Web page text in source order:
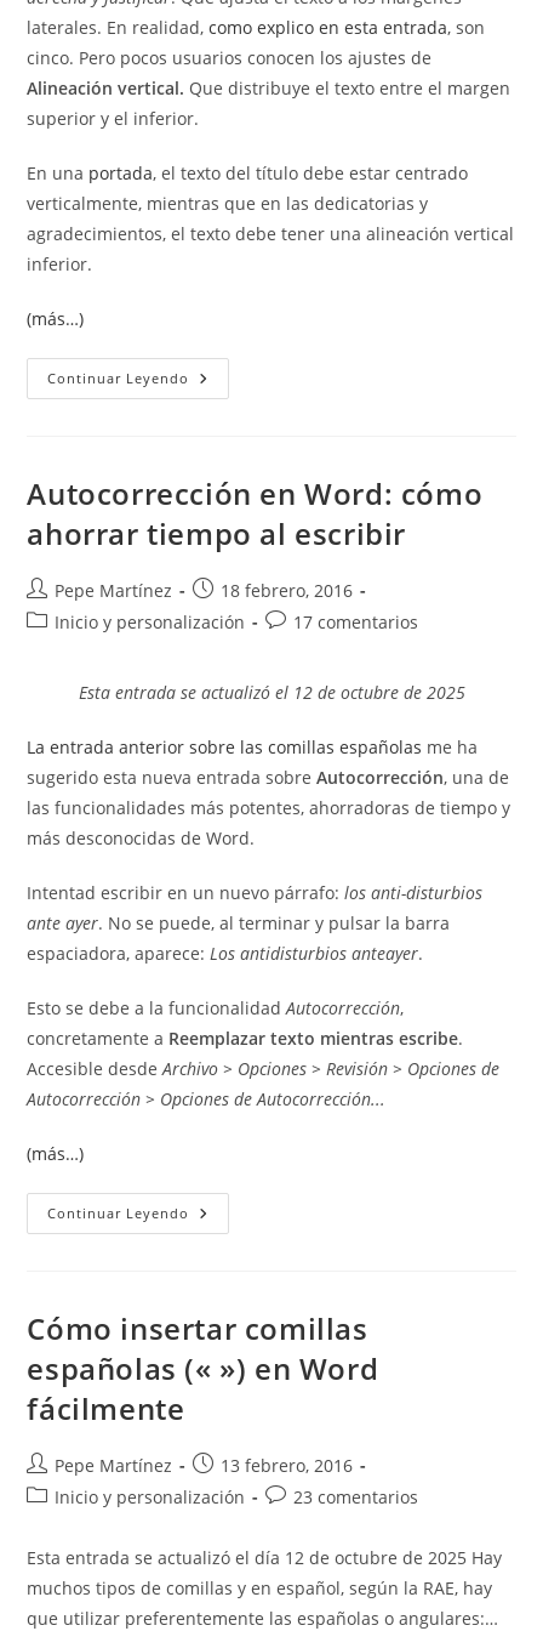
laterales. En realidad,como explico en esta entrada, son
cinco. Pero pocos usuarios conocen los ajustes de
Alineación vertical. Que distribuye el texto entre el margen
superior y el inferior.
En una portada, el texto del título debe estar centrado
verticalmente, mientras que en las dedicatorias y
agradecimientos, el texto debe tener una alineación vertical
inferior.
(más…)
Continuar Leyendo Alineación
Vertical
Autocorrección en Word: cómo
ahorrar tiempo al escribir
Autor
de
Pepe Martínez
Publicación
de
18 febrero, 2016
Categoría
entrada:
Inicio y personalización
Comentarios
entrada:
17 comentarios
Esta entrada se actualizó el 12 de octubre de 2025
La entrada anterior sobre las comillas españolas me ha
sugerido esta nueva entrada sobreAutocorrección, una de
las funcionalidades más potentes, ahorradoras de tiempo y
más desconocidas de Word.
Intentad escribir en un nuevo párrafo:los anti-disturbios
ante ayer. No se puede, al terminar y pulsar la barra
espaciadora, aparece:Los antidisturbios anteayer.
Esto se debe a la funcionalidadAutocorrección,
concretamente a Reemplazar texto mientras escribe.
Accesible desdeArchivo > Opciones > Revisión > Opciones de
Autocorrección > Opciones de Autocorrección...
(más…)
Continuar Leyendo Autocorrección
En
Al
Escribir
Cómo insertar comillas
españolas (« ») en Word
fácilmente
Autor
de
Pepe Martínez
Publicación
de
13 febrero, 2016
Categoría
la
entrada:
Inicio y personalización
Comentarios
la
entrada:
23 comentarios
Esta entrada se actualizó el día 12 de octubre de 2025 Hay
muchos tipos de comillas y en español, según la RAE, hay
que utilizar preferentemente las españolas o angulares:…